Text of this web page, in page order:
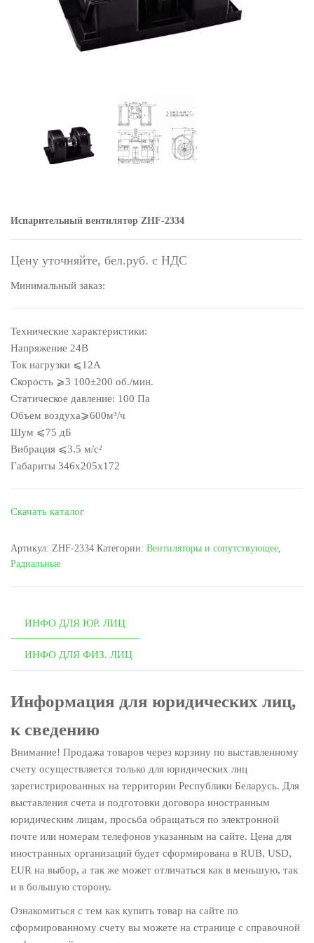
Испарительный вентилятор ZHF-2334
Цену уточняйте,
Минимальный заказ:
Технические характеристики:
Напряжение 24В
Ток нагрузки ⩽12А
Скорость ⩾3 100±200 об./мин.
Статическое давление: 100 Па
Объем воздуха⩾600м³/ч
Шум ⩽75 дБ
Вибрация ⩽3.5 м/с²
Габариты 346х205х172
Скачать каталог
Артикул: ZHF-2334 Категории: Вентиляторы и сопутствующее,
Радиальные
ИНФО ДЛЯ ЮР. ЛИЦ
ИНФО ДЛЯ ФИЗ. ЛИЦ
Информация для юридических лиц,
к сведению
Внимание! Продажа товаров через корзину по выставленному
счету осуществляется только для юридических лиц
зарегистрированных на территории Республики Беларусь. Для
выставления счета и подготовки договора иностранным
юридическим лицам, просьба обращаться по электронной
почте или номерам телефонов указанным на сайте. Цена для
иностранных организаций будет сформирована в RUB, USD,
EUR на выбор, а так же может отличаться как в меньшую, так
и в большую сторону.
Ознакомиться с тем как купить товар на сайте по
сформированному счету вы можете на странице с справочной